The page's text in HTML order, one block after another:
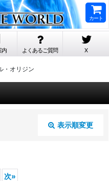
カート
内 よくあるご質問 X
・オリジン
表示順変更
次»